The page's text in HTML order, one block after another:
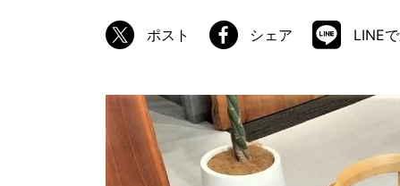
職人の技能・技巧
ATELIER MOKUBAの一枚板テーブル
ATELIER MOKUBAの一枚板×異素材
ポスト シェア LINE